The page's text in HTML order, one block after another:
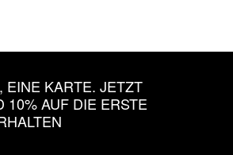
EINE KARTE. JETZT
10% AUF DIE ERSTE